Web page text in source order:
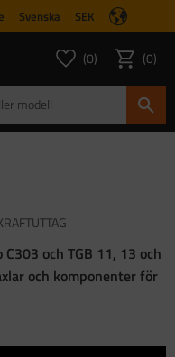
Svenska SEK
Favoriter
ANTAL
0 Kundvagn
0
och TGB 11, 13 och
och komponenter för